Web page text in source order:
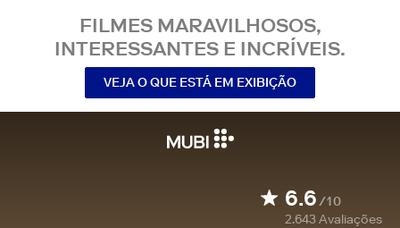
FILMES MARAVILHOSOS,
INTERESSANTES E INCRÍVEIS.
VEJA O QUE ESTÁ EM EXIBIÇÃO
6.6/10
2.643Avaliações